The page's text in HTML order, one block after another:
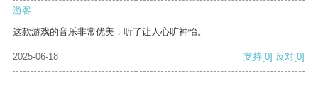
游客
这款游戏的音乐非常优美，听了让人心旷神怡。
2025-06-18 支持[0] 反对[0]